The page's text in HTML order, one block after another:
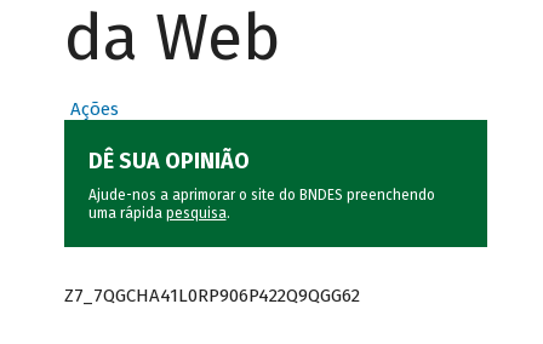
da Web
Ações
DÊ SUA OPINIÃO
Ajude-nos a aprimorar o site do BNDES preenchendo
uma rápida pesquisa.
Z7_7QGCHA41L0RP906P422Q9QGG62